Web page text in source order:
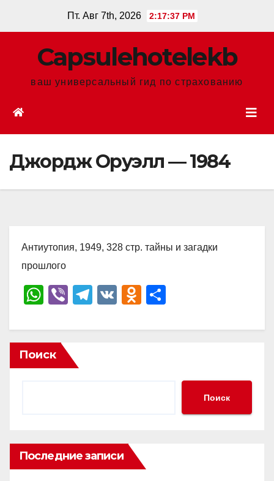
Пт. Авг 7th, 2026 2:17:38 PM
Сapsulehotelekb
ваш универсальный гид по страхованию
Джордж Оруэлл — 1984
Антиутопия, 1949, 328 стр. тайны и загадки
прошлого
W
at
s
A
Vi
er
T
e
V
O
n
р
ть
Поиск
Поиск
Последние записи